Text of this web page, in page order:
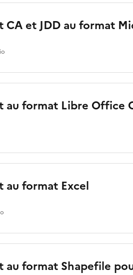
CA et JDD au format
au format Libre Office
au format Excel
au format Shapefile